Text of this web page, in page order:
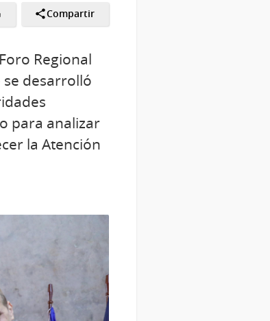
Compartir
Regional
se desarrolló
para analizar
la Atención